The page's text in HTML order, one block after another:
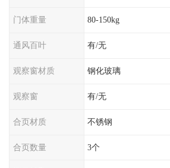
门体重量 80-150kg
通风百叶 有/无
观察窗材质 钢化玻璃
观察窗 有/无
合页材质 不锈钢
合页数量 3个